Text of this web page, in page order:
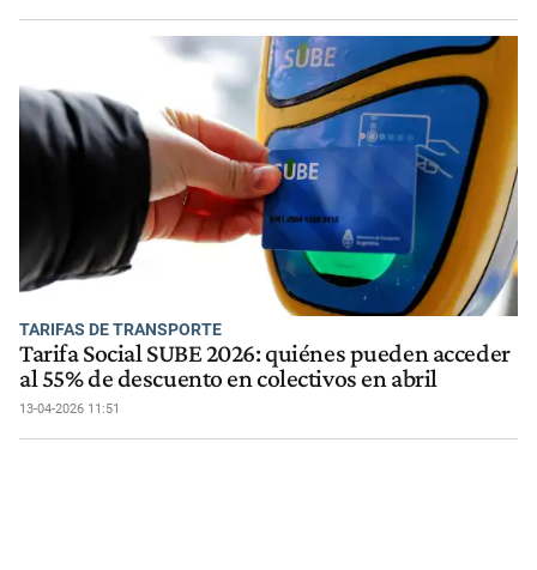
TARIFAS DE TRANSPORTE
Tarifa Social SUBE 2026: quiénes pueden acceder
al 55% de descuento en colectivos en abril
13-04-2026 11:51